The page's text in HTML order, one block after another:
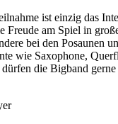
ist einzig das
Freude am Spiel in
bei den Posaunen
wie Saxophone,
die Bigband